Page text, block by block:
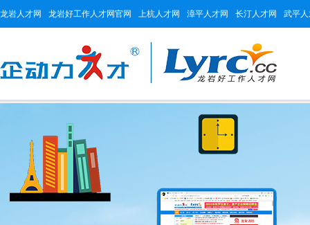
龙岩人才网 龙岩好工作人才网官网 上杭人才网 漳平人才网 长汀人才网 武平